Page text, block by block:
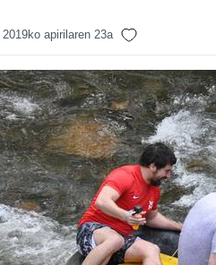
2019ko apirilaren 23a